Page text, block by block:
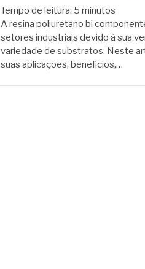
Tempo de leitura: 5 minutos
A resina poliuretano bi
setores industriais devido à sua
variedade de substratos. Neste
suas aplicações, benefícios,…